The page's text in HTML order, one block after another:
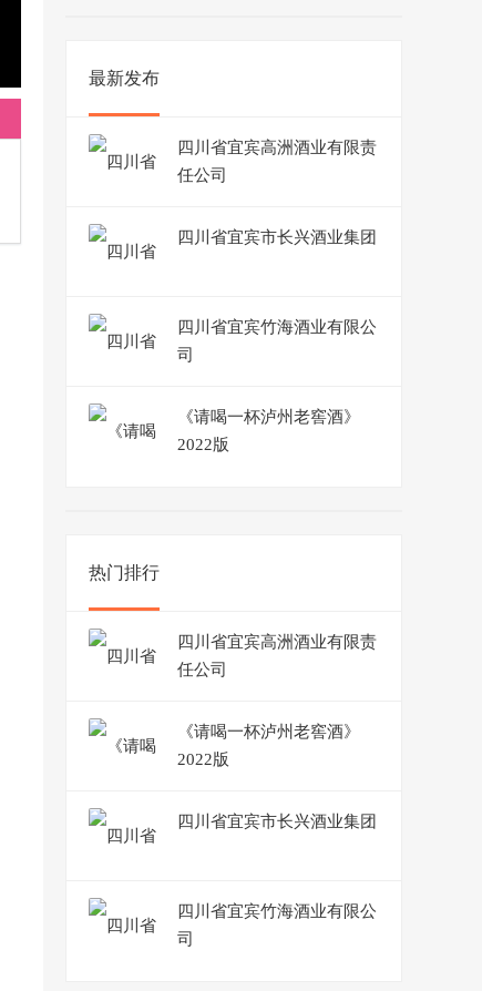
最新发布
四川省宜宾高洲酒业有限责
任公司
四川省宜宾市长兴酒业集团
四川省宜宾竹海酒业有限公
司
《请喝一杯泸州老窖酒》
2022版
热门排行
四川省宜宾高洲酒业有限责
任公司
《请喝一杯泸州老窖酒》
2022版
四川省宜宾市长兴酒业集团
四川省宜宾竹海酒业有限公
司